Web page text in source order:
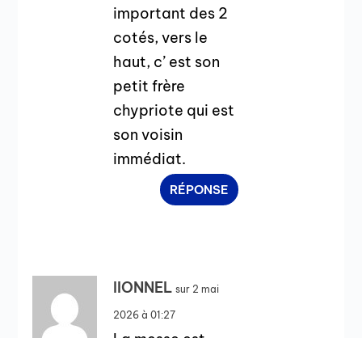
important des 2
cotés, vers le
haut, c’ est son
petit frère
chypriote qui est
son voisin
immédiat.
RÉPONSE
lIONNEL sur 2 mai
2026 à 01:27